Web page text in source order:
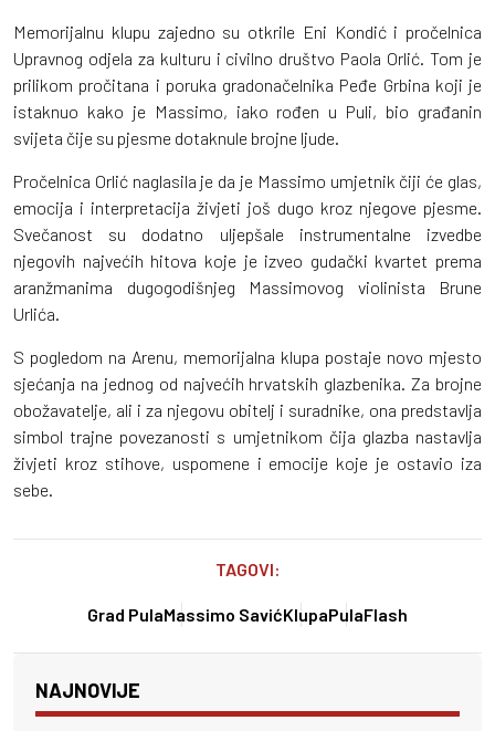
Memorijalnu klupu zajedno su otkrile Eni Kondić i pročelnica
Upravnog odjela za kulturu i civilno društvo Paola Orlić. Tom je
prilikom pročitana i poruka gradonačelnika Peđe Grbina koji je
istaknuo kako je Massimo, iako rođen u Puli, bio građanin
svijeta čije su pjesme dotaknule brojne ljude.
Pročelnica Orlić naglasila je da je Massimo umjetnik čiji će glas,
emocija i interpretacija živjeti još dugo kroz njegove pjesme.
Svečanost su dodatno uljepšale instrumentalne izvedbe
njegovih najvećih hitova koje je izveo gudački kvartet prema
aranžmanima dugogodišnjeg Massimovog violinista Brune
Urlića.
S pogledom na Arenu, memorijalna klupa postaje novo mjesto
sjećanja na jednog od najvećih hrvatskih glazbenika. Za brojne
obožavatelje, ali i za njegovu obitelj i suradnike, ona predstavlja
simbol trajne povezanosti s umjetnikom čija glazba nastavlja
živjeti kroz stihove, uspomene i emocije koje je ostavio iza
sebe.
TAGOVI:
Grad PulaMassimo SavićKlupaPulaFlash
NAJNOVIJE